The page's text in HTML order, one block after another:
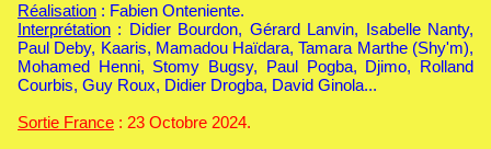
Réalisation : Fabien Onteniente.
Interprétation : Didier Bourdon, Gérard Lanvin, Isabelle Nanty,
Paul Deby, Kaaris, Mamadou Haïdara, Tamara Marthe (Shy'm),
Mohamed Henni, Stomy Bugsy, Paul Pogba, Djimo, Rolland
Courbis, Guy Roux, Didier Drogba, David Ginola...
Sortie France : 23 Octobre 2024.